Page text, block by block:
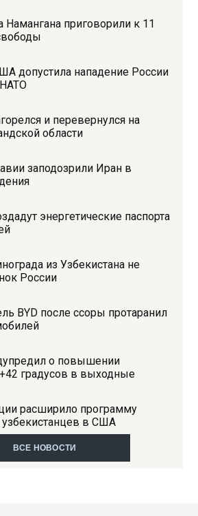
приговорили к 11
допустила нападение России
НАТО
и перевернулся на
области
заподозрили Иран в
энергетические паспорта
из Узбекистана не
России
BYD после ссоры протаранил
о повышении
градусов в выходные
расширило программу
узбекистанцев в США
ВСЕ НОВОСТИ